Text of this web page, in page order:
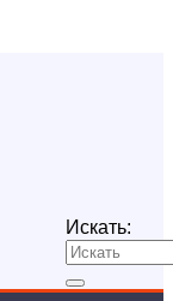
Искать: